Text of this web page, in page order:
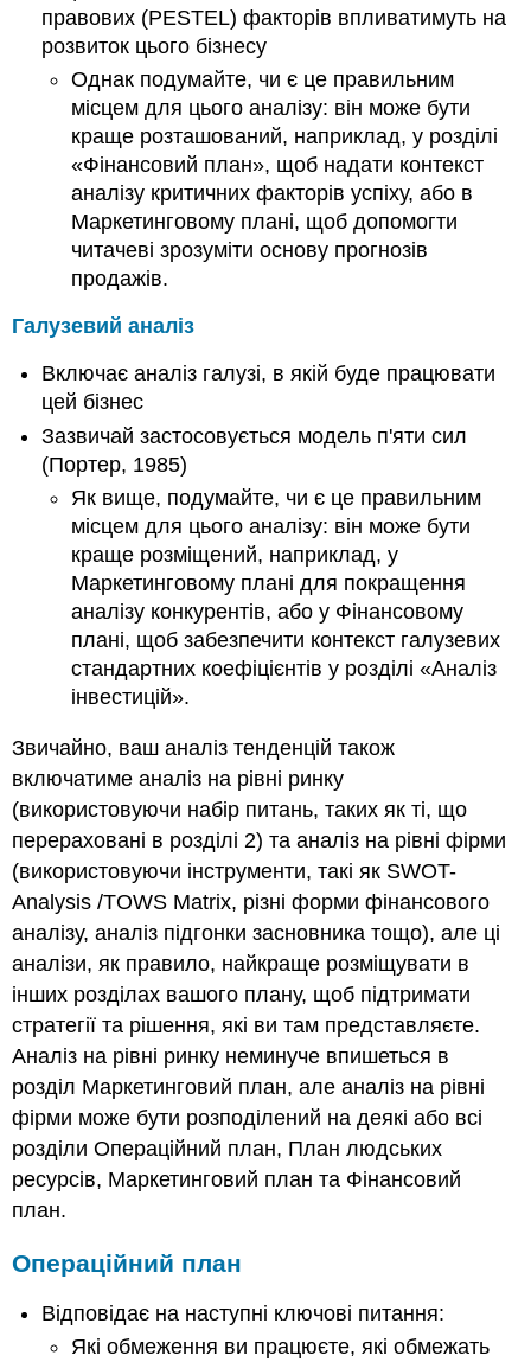
правових (PESTEL) факторів впливатимуть на
розвиток цього бізнесу
Однак подумайте, чи є це правильним
місцем для цього аналізу: він може бути
краще розташований, наприклад, у розділі
«Фінансовий план», щоб надати контекст
аналізу критичних факторів успіху, або в
Маркетинговому плані, щоб допомогти
читачеві зрозуміти основу прогнозів
продажів.
Галузевий аналіз
Включає аналіз галузі, в якій буде працювати
цей бізнес
Зазвичай застосовується модель п'яти сил
(Портер, 1985)
Як вище, подумайте, чи є це правильним
місцем для цього аналізу: він може бути
краще розміщений, наприклад, у
Маркетинговому плані для покращення
аналізу конкурентів, або у Фінансовому
плані, щоб забезпечити контекст галузевих
стандартних коефіцієнтів у розділі «Аналіз
інвестицій».
Звичайно, ваш аналіз тенденцій також
включатиме аналіз на рівні ринку
(використовуючи набір питань, таких як ті, що
перераховані в розділі 2) та аналіз на рівні фірми
(використовуючи інструменти, такі як SWOT-
Analysis /TOWS Matrix, різні форми фінансового
аналізу, аналіз підгонки засновника тощо), але ці
аналізи, як правило, найкраще розміщувати в
інших розділах вашого плану, щоб підтримати
стратегії та рішення, які ви там представляєте.
Аналіз на рівні ринку неминуче впишеться в
розділ Маркетинговий план, але аналіз на рівні
фірми може бути розподілений на деякі або всі
розділи Операційний план, План людських
ресурсів, Маркетинговий план та Фінансовий
план.
Операційний план
Відповідає на наступні ключові питання:
Які обмеження ви працюєте, які обмежать